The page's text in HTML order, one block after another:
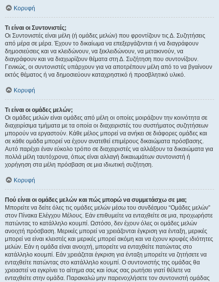
Κορυφή
Τι είναι οι Συντονιστές;
Οι Συντονιστές είναι μέλη (ή ομάδες μελών) που φροντίζουν τις Δ. Συζητήσεις
από μέρα σε μέρα. Έχουν το δικαίωμα να επεξεργάζονται ή να διαγράφουν
δημοσιεύσεις και να κλειδώνουν, να ξεκλειδώνουν, να μετακινούν, να
διαγράφουν και να διαχωρίζουν θέματα στη Δ. Συζήτηση που συντονίζουν.
Γενικώς, οι συντονιστές υπάρχουν για να αποτρέπουν μέλη από το να βγαίνουν
εκτός θέματος ή να δημοσιεύουν καταχρηστικό ή προσβλητικό υλικό.
Κορυφή
Τι είναι οι ομάδες μελών;
Οι ομάδες μελών είναι ομάδες από μέλη οι οποίες μοιράζουν την κοινότητα σε
διαχειρίσιμα τμήματα με τα οποία οι διαχειριστές του συστήματος συζητήσεων
μπορούν να εργαστούν. Κάθε μέλος μπορεί να ανήκει σε διάφορες ομάδες και
σε κάθε ομάδα μπορεί να έχουν ανατεθεί επιμέρους δικαιώματα πρόσβασης.
Αυτό παρέχει έναν εύκολο τρόπο σε διαχειριστές να αλλάξουν τα δικαιώματα για
πολλά μέλη ταυτόχρονα, όπως είναι αλλαγή δικαιωμάτων συντονιστή ή
χορήγηση στα μέλη πρόσβαση σε μια ιδιωτική συζήτηση.
Κορυφή
Πού είναι οι ομάδες μελών και πώς μπορώ να συμμετάσχω σε μια;
Μπορείτε να δείτε όλες τις ομάδες μελών μέσω του συνδέσμου “Ομάδες μελών”
στον Πίνακα Ελέγχου Μέλους. Εάν επιθυμείτε να ενταχθείτε σε μια, προχωρήστε
πατώντας το κατάλληλο κουμπί. Ωστόσο, δεν έχουν όλες οι ομάδες μελών
ανοιχτή πρόσβαση. Μερικές μπορεί να χρειάζονται έγκριση για ένταξη, μερικές
μπορεί να είναι κλειστές και μερικές μπορεί ακόμη και να έχουν κρυφές ιδιότητες
μελών. Εάν η ομάδα είναι ανοιχτή, μπορείτε να ενταχθείτε πατώντας στο
κατάλληλο κουμπί. Εάν χρειάζεται έγκριση για ένταξη μπορείτε να ζητήσετε να
ενταχθείτε πατώντας στο κατάλληλο κουμπί. Ο συντονιστής της ομάδας θα
χρειαστεί να εγκρίνει το αίτημα σας και ίσως σας ρωτήσει γιατί θέλετε να
ενταχθείτε στην ομάδα. Παρακαλώ μην παρενοχλήσετε τον συντονιστή ομάδας